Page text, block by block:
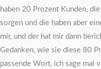
haben 20 Prozent Kunden,
sorgen und die haben aber
mir, und der hat mir dann
Gedanken, wie sie diese 80
passende Wort, ich sage mal